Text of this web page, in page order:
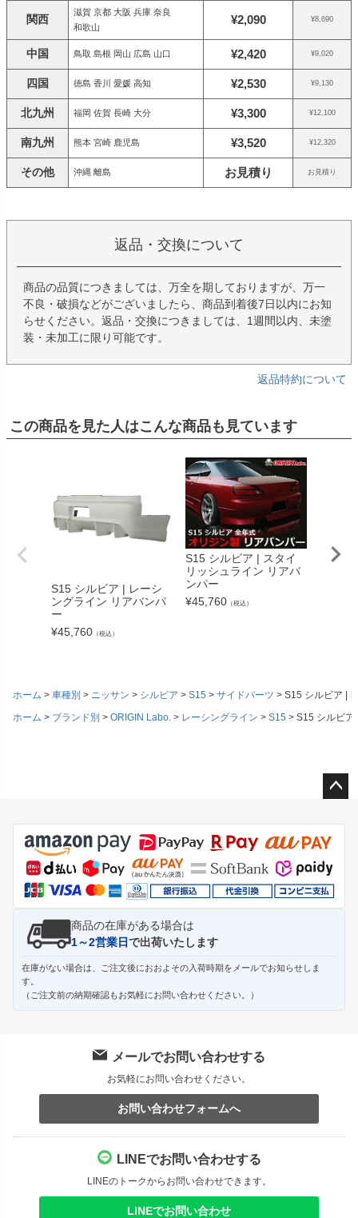
関西
滋賀 京都 大阪 兵庫 奈良
和歌山
¥2,090 ¥8,690
中国 鳥取 島根 岡山 広島 山口 ¥2,420 ¥9,020
四国 徳島 香川 愛媛 高知 ¥2,530 ¥9,130
北九州 福岡 佐賀 長崎 大分 ¥3,300 ¥12,100
南九州 熊本 宮崎 鹿児島 ¥3,520 ¥12,320
その他 沖縄 離島 お見積り お見積り
返品・交換について
商品の品質につきましては、万全を期しておりますが、万一
不良・破損などがございましたら、商品到着後7日以内にお知
らせください。返品・交換につきましては、1週間以内、未塗
装・未加工に限り可能です。
返品特約について
この商品を見た人はこんな商品も見ています
S15 シルビア | レーシ
ングライン リアバンパ
ー
¥45,760 （税込）
S15 シルビア | スタイ
リッシュライン リアバ
ンパー
¥45,760 （税込）
S15
ホーム 車種別 ニッサン シルビア S15 サイドパーツ
S15 シルビア |
ホーム
ブランド別 ORIGIN Labo. レーシングライン S15 S15 シルビア
ジト
ップ
へ
商品の在庫がある場合は
1～2営業日で出荷いたします
在庫がない場合は、ご注文後におおよその入荷時期をメールでお知らせしま
す。
（ご注文前の納期確認もお気軽にお問い合わせください。）
メールでお問い合わせする
お気軽にお問い合わせください。
お問い合わせフォームへ
LINEでお問い合わせする
LINEのトークからお問い合わせできます。
LINEでお問い合わせ